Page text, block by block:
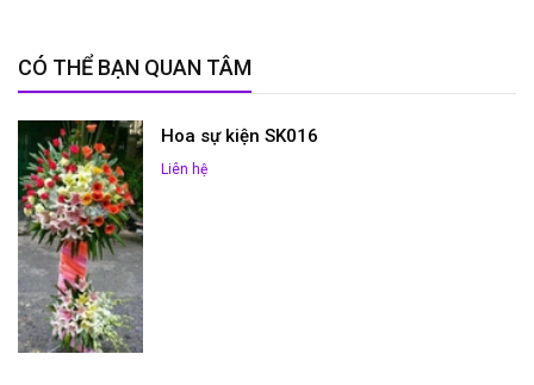
CÓ THỂ BẠN QUAN TÂM
Hoa sự kiện SK016
Liên hệ